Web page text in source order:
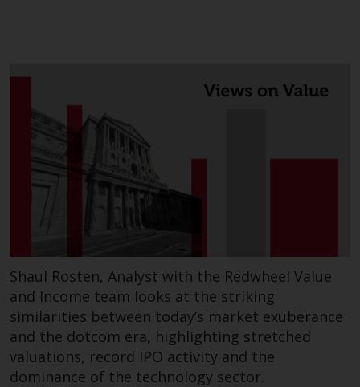
dieser Informationen zu wahren.
Wenn Sie nicht möchten, dass
Ihre Informationen auf diese
Weise verwendet werden, sollten
Sie Redwheel per E-Mail oder
schriftlich darüber informieren.
Sie haben Anspruch auf eine
über Sie gespeichert haben,
indem Sie uns schriftlich
anschreiben und diese anfordern.
Weitere Informationen finden Sie
in unserer Datenschutz- und
Datenschutzrichtlinie und Cookie-
Richtlinie.
Shaul Rosten, Analyst with the Redwheel Value
and Income team looks at the striking
similarities between today’s market exuberance
and the dotcom era, highlighting stretched
valuations, record IPO activity and the
dominance of the technology sector.